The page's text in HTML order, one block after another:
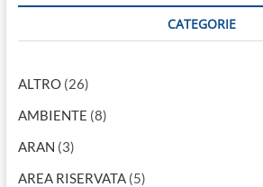
CATEGORIE
ALTRO(26)
AMBIENTE (8)
ARAN (3)
AREA RISERVATA(5)